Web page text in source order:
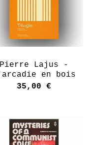
Pierre Lajus -
en bois
35,00 €